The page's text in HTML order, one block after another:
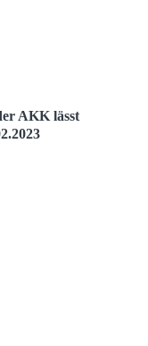
AKK lässt